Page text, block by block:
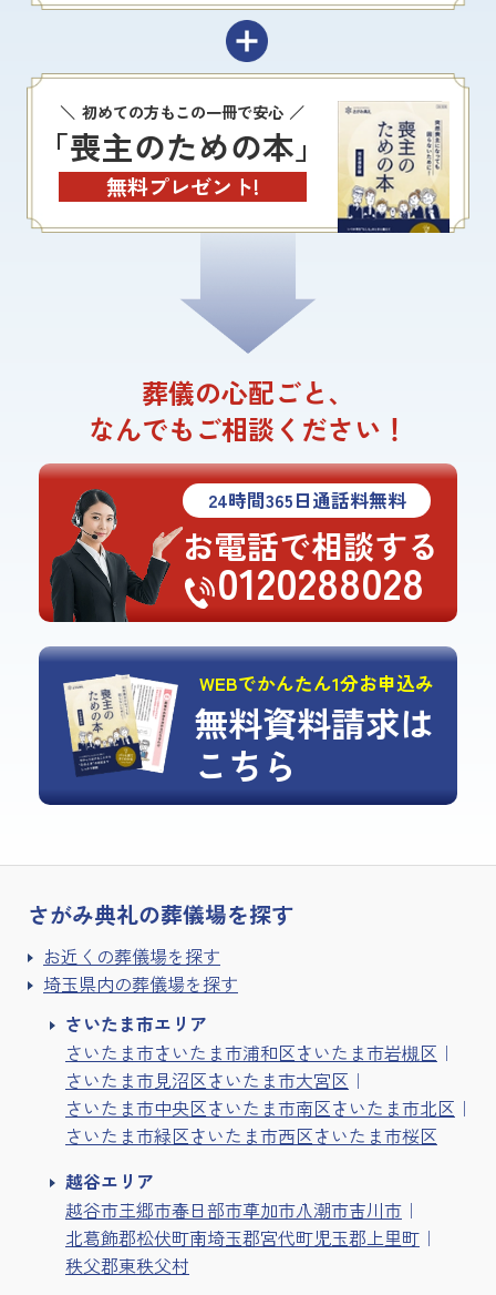
初めての方もこの一冊で安心
「喪主のための本」
無料プレゼント!
葬儀の心配ごと、
なんでもご相談ください！
24時間365日通話料無料
お電話で相談する
0120288028
WEBでかんたん1分お申込み
無料資料請求は
こちら
さがみ典礼の葬儀場を探す
お近くの葬儀場を探す
埼玉県内の葬儀場を探す
さいたま市エリア
さいたま市さいたま市浦和区さいたま市岩槻区
さいたま市見沼区さいたま市大宮区
さいたま市中央区さいたま市南区さいたま市北区
さいたま市緑区さいたま市西区さいたま市桜区
越谷エリア
越谷市三郷市春日部市草加市八潮市吉川市
北葛飾郡松伏町南埼玉郡宮代町児玉郡上里町
秩父郡東秩父村